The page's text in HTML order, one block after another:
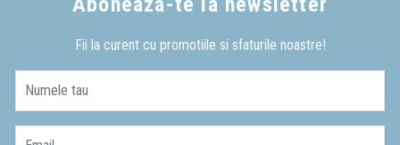
Fii la curent cu promotiile si sfaturile noastre!
Numele tau